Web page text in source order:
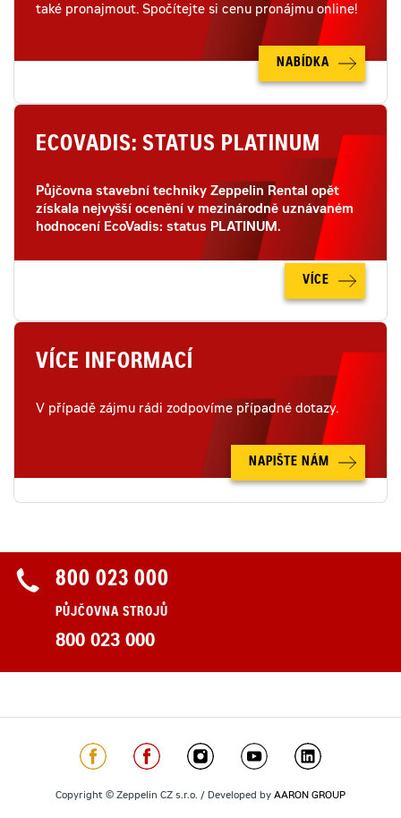
také pronajmout. Spočítejte si cenu pronájmu online!
NABÍDKA
ECOVADIS: STATUS PLATINUM
Půjčovna stavební techniky Zeppelin Rental opět
získala nejvyšší ocenění v mezinárodně uznávaném
hodnocení EcoVadis: status PLATINUM.
VÍCE
VÍCE INFORMACÍ
V případě zájmu rádi zodpovíme případné dotazy.
NAPIŠTE NÁM
800 023 000
PŮJČOVNA STROJŮ
800 023 000
Copyright © Zeppelin CZ s.r.o. / Developed by AARON GROUP